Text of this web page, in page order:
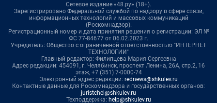
Сетевое издание «48.ру» (18+).
Зарегистрировано Федеральной службой по надзору в сфере связи,
информационных технологий и массовых коммуникаций
(Роскомнадзор).
Регистрационный номер и дата принятия решения о регистрации: ЭЛ №
ФС 77-84677 от 06.02.2023 г.
Учредитель: Общество с ограниченной ответственностью "ИНТЕРНЕТ
ТЕХНОЛОГИИ"
Главный редактор: Филипцева Мария Сергеевна
Адрес редакции: 454091, г. Челябинск, проспект Ленина, 26А, стр.2, 16
этаж, +7 (351) 7-0000-74
Электронный адрес редакции: rednews@shkulev.ru
Контактные данные для Роскомнадзора и государственных органов:
juristchel@shkulev.ru
Техподдержка: help@shkulev.ru